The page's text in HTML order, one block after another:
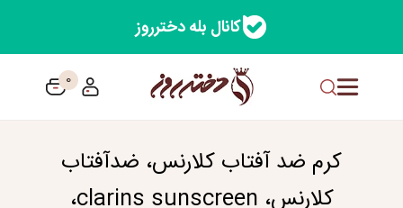
کانال بله دخترروز
0
کرم ضد آفتاب کلارنس، ضدآفتاب
کلارنس، clarins sunscreen،